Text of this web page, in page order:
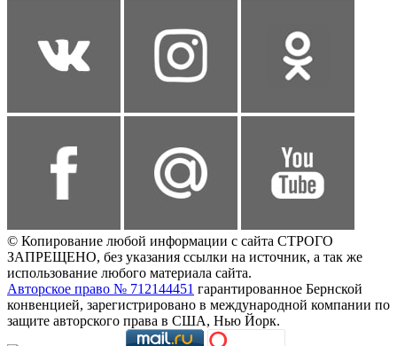
© Копирование любой информации с сайта СТРОГО
ЗАПРЕЩЕНО, без указания ссылки на источник, а так же
использование любого материала сайта.
Авторское право № 712144451 гарантированное Бернской
конвенцией, зарегистрировано в международной компании по
защите авторского права в США, Нью Йорк.